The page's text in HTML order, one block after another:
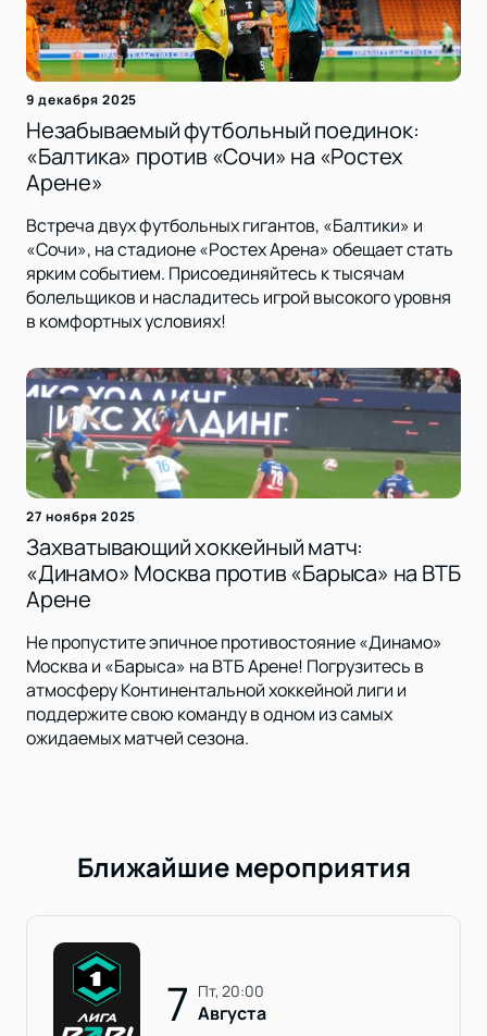
9 декабря 2025
Незабываемый футбольный поединок:
«Балтика» против «Сочи» на «Ростех
Арене»
Встреча двух футбольных гигантов, «Балтики» и
«Сочи», на стадионе «Ростех Арена» обещает стать
ярким событием. Присоединяйтесь к тысячам
болельщиков и насладитесь игрой высокого уровня
в комфортных условиях!
27 ноября 2025
Захватывающий хоккейный матч:
«Динамо» Москва против «Барыса» на ВТБ
Арене
Не пропустите эпичное противостояние «Динамо»
Москва и «Барыса» на ВТБ Арене! Погрузитесь в
атмосферу Континентальной хоккейной лиги и
поддержите свою команду в одном из самых
ожидаемых матчей сезона.
Ближайшие мероприятия
7 пт, 20:00
Августа